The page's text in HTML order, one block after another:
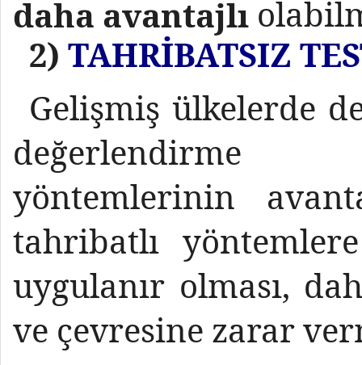
daha avantajlı
2) TAHRİBATSIZ
Gelişmiş ülkelerde
değerlendirme
yöntemlerinin
tahribatlı
uygulanır olması,
ve çevresine zarar